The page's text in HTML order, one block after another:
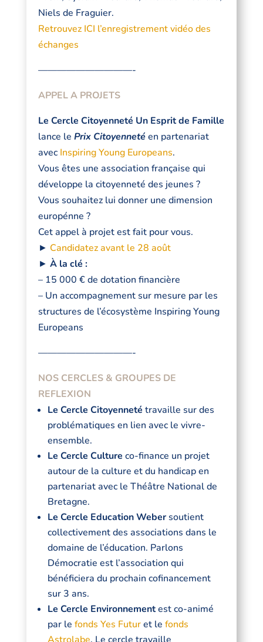
Niels de Fraguier.
Retrouvez ICI l’enregistrement vidéo des
échanges
——————————-
APPEL A PROJETS
Le Cercle Citoyenneté Un Esprit de Famille
lance le Prix Citoyennetéen partenariat
avec Inspiring Young Europeans.
Vous êtes une association française qui
développe la citoyenneté des jeunes ?
Vous souhaitez lui donner une dimension
europénne ?
Cet appel à projet est fait pour vous.
► Candidatez avant le 28 août
► À la clé :
– 15 000 € de dotation financière
– Un accompagnement sur mesure par les
structures de l’écosystème Inspiring Young
Europeans
——————————-
NOS CERCLES & GROUPES DE
REFLEXION
Le Cercle Citoyenneté travaille sur des
problématiques en lien avec le vivre-
ensemble.
Le Cercle Culture co-finance un projet
autour de la culture et du handicap en
partenariat avec le Théâtre National de
Bretagne.
Le Cercle Education Webersoutient
collectivement des associations dans le
domaine de l’éducation. Parlons
Démocratie est l’association qui
bénéficiera du prochain cofinancement
sur 3 ans.
Le Cercle Environnementest co-animé
par le fonds Yes Futuret le fonds